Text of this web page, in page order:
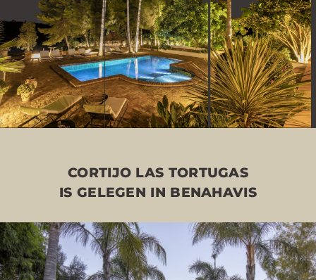
CORTIJO LAS TORTUGAS
IS GELEGEN IN BENAHAVIS